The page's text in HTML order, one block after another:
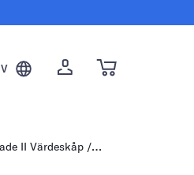
II Värdeskåp Värdeskåp Robur